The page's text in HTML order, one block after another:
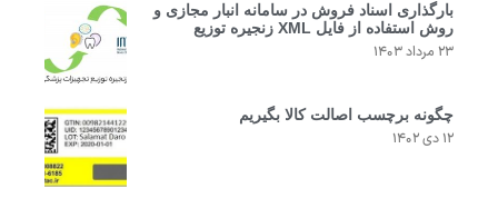
بارگذاری اسناد فروش در سامانه انبار مجازی و
روش استفاده از فایل XML زنجیره توزیع
۲۳ مرداد ۱۴۰۳
چگونه برچسب اصالت کالا بگیریم
۱۲ دی ۱۴۰۲